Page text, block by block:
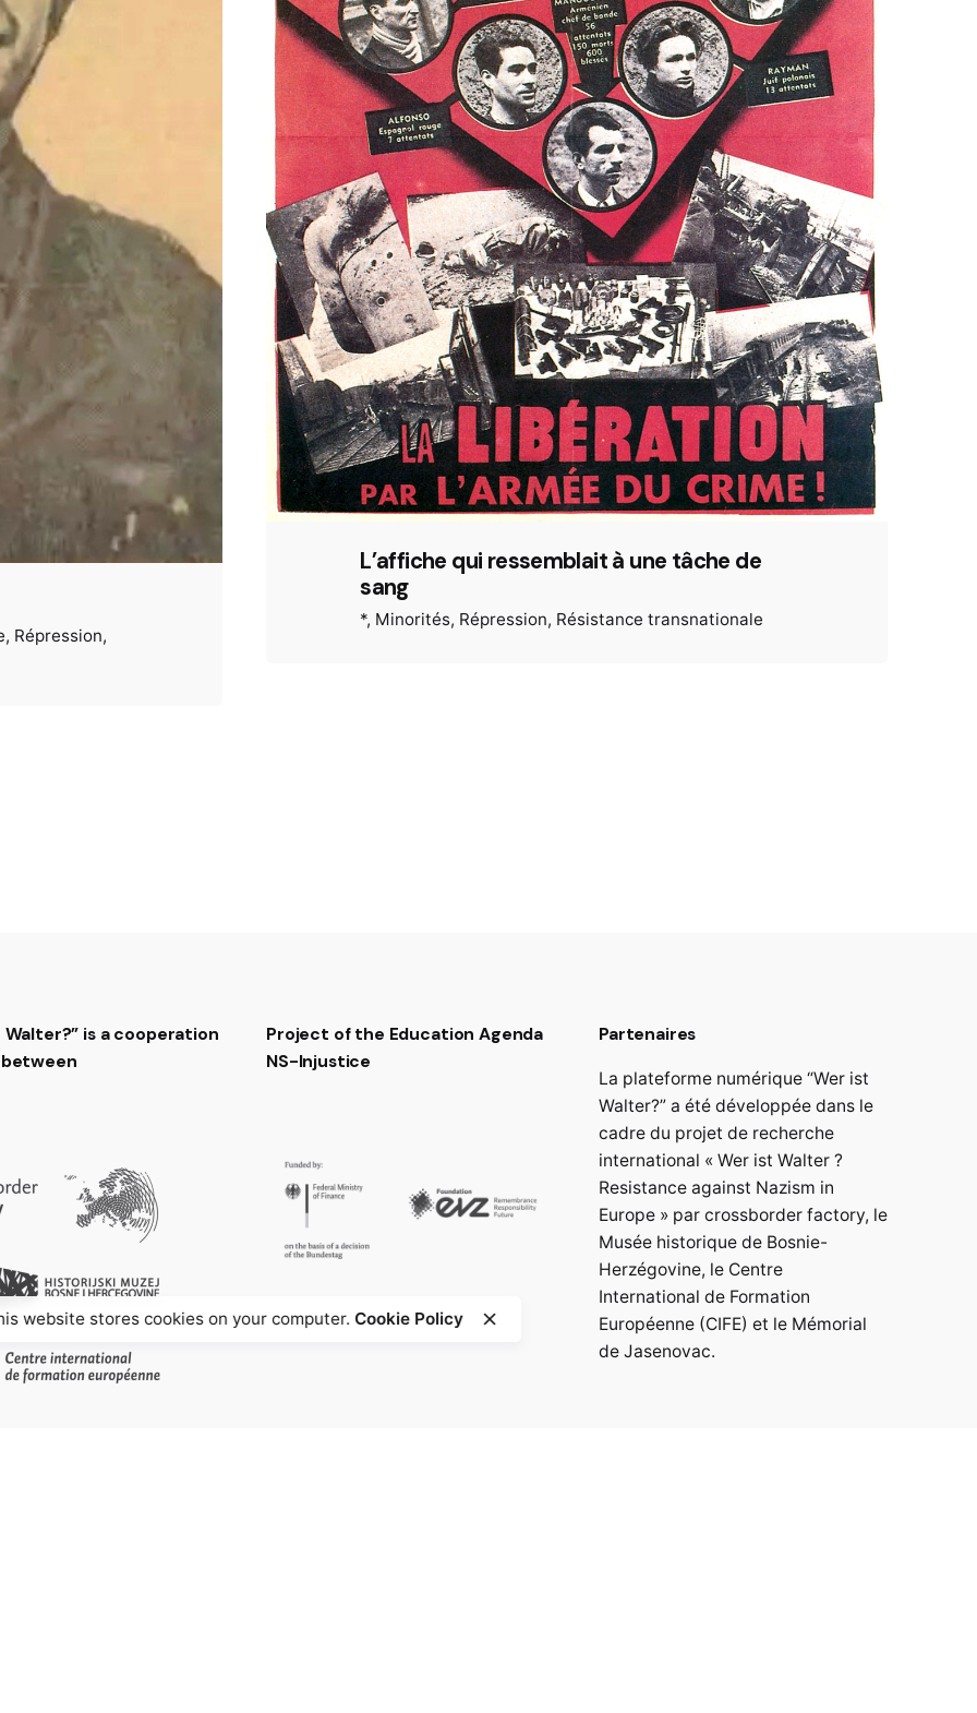
Répression
L’affiche qui ressemblait à une tâche de
sang
* Minorités Répression Résistance transnationale
Walter?” is a cooperation
Project of the Education Agenda
NS-Injustice
Partenaires
La plateforme numérique “Wer ist
Walter?” a été développée dans le
cadre du projet de recherche
international « Wer ist Walter ?
Resistance against Nazism in
Europe » par crossborder factory, le
Musée historique de Bosnie-
Herzégovine, le Centre
International de Formation
Européenne (CIFE) et le Mémorial
de Jasenovac.
website stores cookies on your computer.Cookie Policy